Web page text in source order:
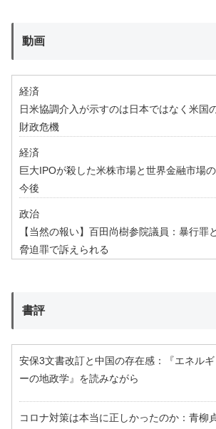
動画
経済
日米協調介入が示すのは日本ではなく米国
財政危機
経済
巨大IPOが殺した米株市場と世界金融市場の
今後
政治
【当然の報い】百田尚樹参院議員：暴行罪と
脅迫罪で訴えられる
書評
安保3文書改訂と中国の存在感：『エネルギ
ーの地政学』を読みながら
コロナ対策は本当に正しかったのか：青柳